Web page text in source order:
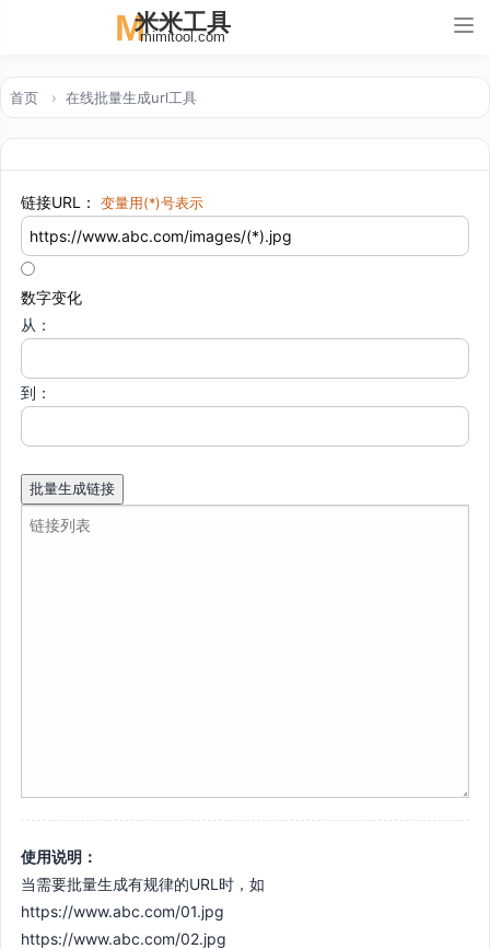
M米米工具
mimitool.com
首页 在线批量生成url工具
链接URL： 变量用(*)号表示
数字变化
从：
到：
批量生成链接
使用说明：
当需要批量生成有规律的URL时，如
https://www.abc.com/01.jpg
https://www.abc.com/02.jpg